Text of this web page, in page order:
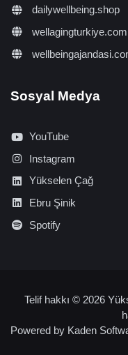
dailywellbeing.shop
wellagingturkiye.com
Sosyal Medya
YouTube
Instagram
Yükselen Çağ
Ebru Şinik
Spotify
Telif hakkı © 2026
Powered by Kaden